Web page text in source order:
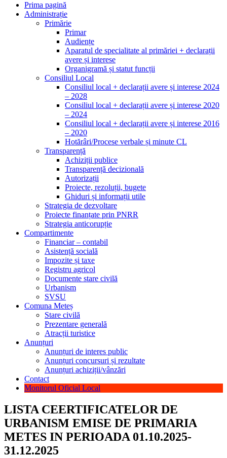
Prima pagină
Administrație
Primărie
Primar
Audiențe
Aparatul de specialitate al primăriei + declarații
avere și interese
Organigramă și statut funcții
Consiliul Local
Consiliul local + declarații avere și interese 2024
– 2028
Consiliul local + declarații avere și interese 2020
– 2024
Consiliul local + declarații avere și interese 2016
– 2020
Hotărâri/Procese verbale și minute CL
Transparență
Achiziții publice
Transparență decizională
Autorizații
Proiecte, rezoluții, bugete
Ghiduri și informații utile
Strategia de dezvoltare
Proiecte finanțate prin PNRR
Strategia anticorupție
Compartimente
Financiar – contabil
Asistență socială
Impozite și taxe
Registru agricol
Documente stare civilă
Urbanism
SVSU
Comuna Meteș
Stare civilă
Prezentare generală
Atracții turistice
Anunțuri
Anunțuri de interes public
Anunțuri concursuri și rezultate
Anunțuri achiziții/vânzări
Contact
Monitorul Oficial Local
LISTA CEERTIFICATELOR DE
URBANISM EMISE DE PRIMARIA
METES IN PERIOADA 01.10.2025-
31.12.2025